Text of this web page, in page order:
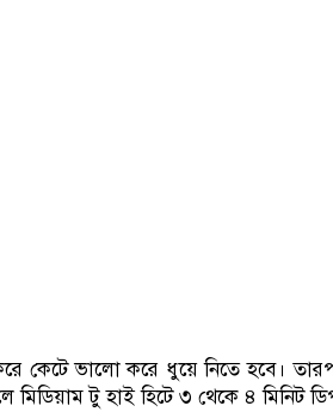
কেটে ভালো করে ধুয়ে নিতে হবে।
টু হাই হিটে ৩ থেকে ৪ মিনিট